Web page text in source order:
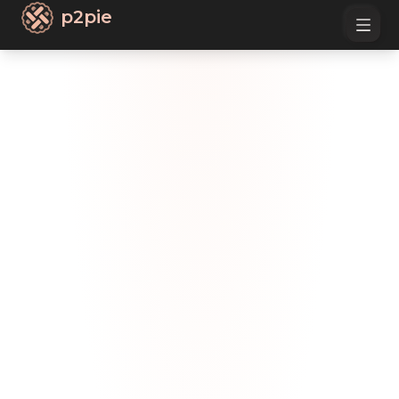
p2pie